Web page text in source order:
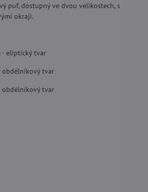
puf, dostupný ve dvou velikostech, s
okraji.
- eliptický tvar
obdélníkový tvar
obdélníkový tvar